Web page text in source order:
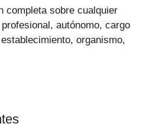
completa sobre cualquier
autónomo, cargo
organismo,